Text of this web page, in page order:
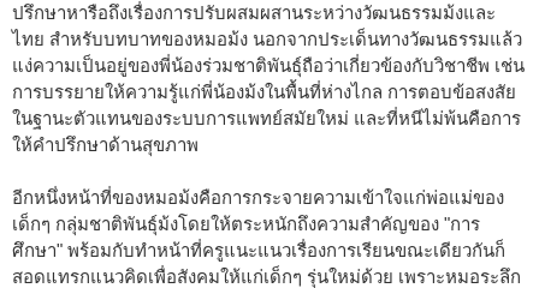
ปรึกษาหารือถึงเรื่องการปรับผสมผสานระหว่างวัฒนธรรมม้งและ
ไทย สำหรับบทบาทของหมอม้ง นอกจากประเด็นทางวัฒนธรรมแล้ว
แง่ความเป็นอยู่ของพี่น้องร่วมชาติพันธุ์ถือว่าเกี่ยวข้องกับวิชาชีพ เช่น
การบรรยายให้ความรู้แก่พี่น้องม้งในพื้นที่ห่างไกล การตอบข้อสงสัย
ในฐานะตัวแทนของระบบการแพทย์สมัยใหม่ และที่หนีไม่พ้นคือการ
ให้คำปรึกษาด้านสุขภาพ
อีกหนึ่งหน้าที่ของหมอม้งคือการกระจายความเข้าใจแก่พ่อแม่ของ
เด็กๆ กลุ่มชาติพันธุ์ม้งโดยให้ตระหนักถึงความสำคัญของ "การ
ศึกษา" พร้อมกับทำหน้าที่ครูแนะแนวเรื่องการเรียนขณะเดียวกันก็
สอดแทรกแนวคิดเพื่อสังคมให้แก่เด็กๆ รุ่นใหม่ด้วย เพราะหมอระลึก